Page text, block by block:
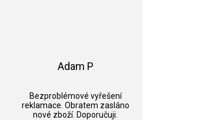
Adam P
Bezproblémové vyřešení
reklamace. Obratem zasláno
nové zboží. Doporučuji.